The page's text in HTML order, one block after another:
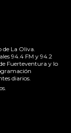
de La Oliva.
94.4 FM y 94.2
Fuerteventura y lo
diarios.